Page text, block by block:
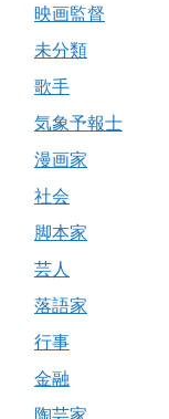
映画監督
未分類
歌手
気象予報士
漫画家
社会
脚本家
芸人
落語家
行事
金融
陶芸家